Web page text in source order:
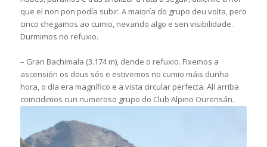
que el non pon podía subir. A maioría do grupo deu volta, pero
cinco chegamos ao cumio, nevando algo e sen visibilidade.
Durmimos no refuxio.
– Gran Bachimala (3.174 m), dende o refuxio. Fixemos a
ascensión os dous sós e estivemos no cumio máis dunha
hora, o día era magnífico e a vista circular perfecta. Alí arriba
coincidimos cun numeroso grupo do Club Alpino Ourensán.